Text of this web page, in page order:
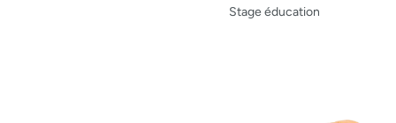
Stage éducation